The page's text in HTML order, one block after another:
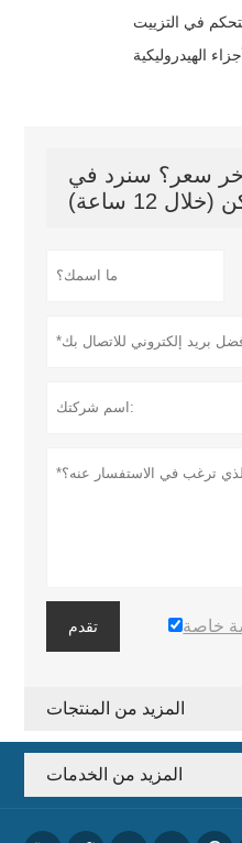
في التزييت
الهيدروليكية
سعر؟ سنرد في
12 ساعة)
تقدم خاصة
المزيد من المنتجات
المزيد من الخدمات